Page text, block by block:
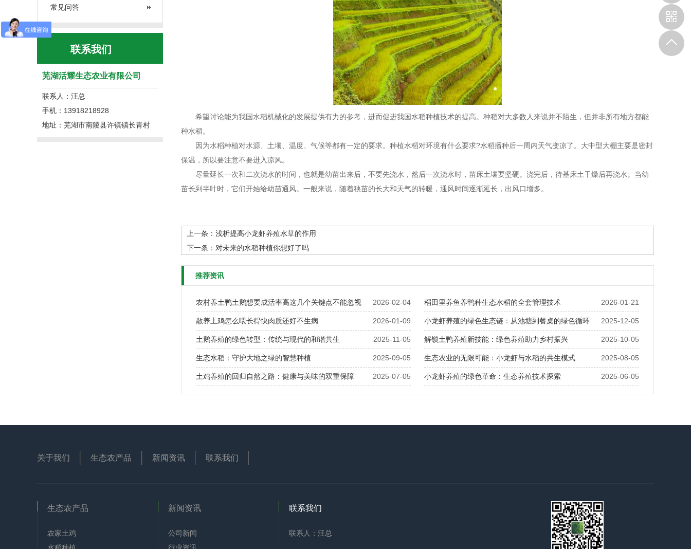
常见问答
联系我们
芜湖活耀生态农业有限公司
联系人：汪总
手机：13918218928
地址：芜湖市南陵县许镇镇长青村
希望讨论能为我国水稻机械化的发展提供有力的参考，进而促进我国水稻种植技术的提高。种稻对大多数人来说并不陌生，但并非所有地方都能
种水稻。
因为水稻种植对水源、土壤、温度、气候等都有一定的要求。种植水稻对环境有什么要求?水稻播种后一周内天气变凉了。大中型大棚主要是密封
保温，所以要注意不要进入凉风。
尽量延长一次和二次浇水的时间，也就是幼苗出来后，不要先浇水，然后一次浇水时，苗床土壤要坚硬。浇完后，待基床土干燥后再浇水。当幼
苗长到半叶时，它们开始给幼苗通风。一般来说，随着秧苗的长大和天气的转暖，通风时间逐渐延长，出风口增多。
上一条： 浅析提高小龙虾养殖水草的作用
下一条： 对未来的水稻种植你想好了吗
推荐资讯
2026-02-04
农村养土鸭土鹅想要成活率高这几个关键点不能忽视 2026-01-21
稻田里养鱼养鸭种生态水稻的全套管理技术
2026-01-09
散养土鸡怎么喂长得快肉质还好不生病 2025-12-05
小龙虾养殖的绿色生态链：从池塘到餐桌的绿色循环
2025-11-05
土鹅养殖的绿色转型：传统与现代的和谐共生 2025-10-05
解锁土鸭养殖新技能：绿色养殖助力乡村振兴
2025-09-05
生态水稻：守护大地之绿的智慧种植 2025-08-05
生态农业的无限可能：小龙虾与水稻的共生模式
2025-07-05
土鸡养殖的回归自然之路：健康与美味的双重保障 2025-06-05
小龙虾养殖的绿色革命：生态养殖技术探索
关于我们 生态农产品 新闻资讯 联系我们
生态农产品
农家土鸡
新闻资讯
公司新闻
联系我们
联系人：汪总